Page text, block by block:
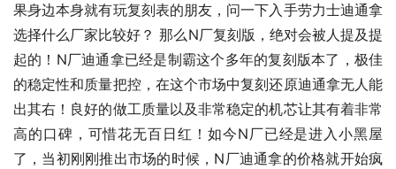
果身边本身就有玩复刻表的朋友，问一下入手劳力士迪通拿
选择什么厂家比较好？ 那么N厂复刻版，绝对会被人提及提
起的！N厂迪通拿已经是制霸这个多年的复刻版本了，极佳
的稳定性和质量把控，在这个市场中复刻还原迪通拿无人能
出其右！良好的做工质量以及非常稳定的机芯让其有着非常
高的口碑，可惜花无百日红！如今N厂已经是进入小黑屋
了，当初刚刚推出市场的时候，N厂迪通拿的价格就开始疯